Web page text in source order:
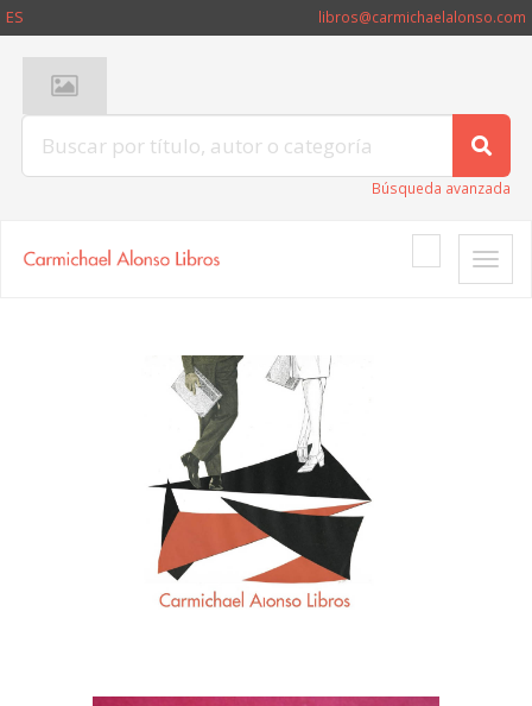
ES libros@carmichaelalonso.com
Búsqueda avanzada
Toggle